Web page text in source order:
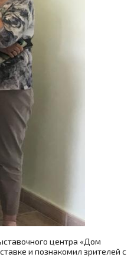
центра «Дом
и познакомил зрителей с